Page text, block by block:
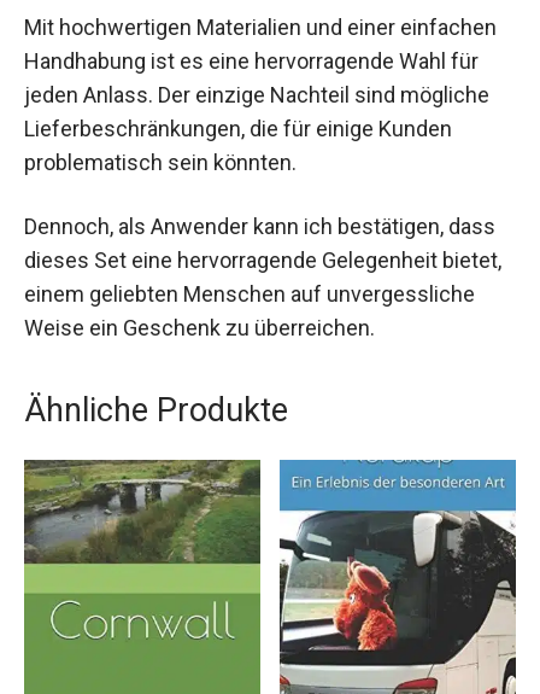
Mit hochwertigen Materialien und einer einfachen
Handhabung ist es eine hervorragende Wahl für
jeden Anlass. Der einzige Nachteil sind mögliche
Lieferbeschränkungen, die für einige Kunden
problematisch sein könnten.
Dennoch, als Anwender kann ich bestätigen, dass
dieses Set eine hervorragende Gelegenheit bietet,
einem geliebten Menschen auf unvergessliche
Weise ein Geschenk zu überreichen.
Ähnliche Produkte